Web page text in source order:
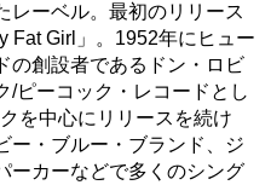
レーベル。最初のリリース
Fat Girl」。1952年にヒュー
の創設者であるドン・ロビ
/ピーコック・レコードとし
を中心にリリースを続け
ー・ブルー・ブランド、ジ
ーカーなどで多くのシング